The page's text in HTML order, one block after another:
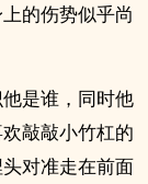
的伤势似乎尚
是谁，同时他
敲敲小竹杠的
对准走在前面